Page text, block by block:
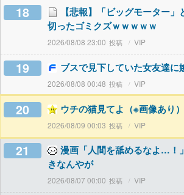
18
【悲報】「ビッグモーター
切ったゴミクズｗｗｗｗｗ
2026/08/08 23:00 VIP
19 ブスで見下していた女友達に
2026/08/08 00:48 VIP
20 ウチの猫見てよ（※画像あり）
2026/08/09 00:03 VIP
21
漫画「人間を舐めるなよ…
きなんやが
2026/08/07 00:00 VIP